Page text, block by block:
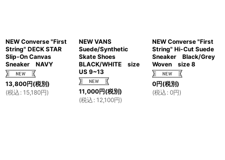
NEW Converse "First
String" DECK STAR
Slip-On Canvas
Sneaker NAVY
13,800円(税別)
(税込 : 15,180円)
NEW VANS
Suede/Synthetic
Skate Shoes
BLACK/WHITE size
US 9~13
11,000円(税別)
(税込 : 12,100円)
NEW Converse "First
String" Hi-Cut Suede
Sneaker Black/Grey
Woven size 8
0円(税別)
(税込 : 0円)